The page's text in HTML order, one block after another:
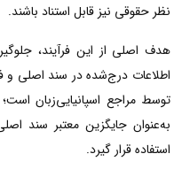
نظر حقوقی نیز قابل استناد باشند.
هدف اصلی از این فرآیند،
اطلاعات درج‌شده در سند اصلی و
توسط مراجع اسپانیایی‌زبان
به‌عنوان جایگزین معتبر سند
استفاده قرار گیرد.